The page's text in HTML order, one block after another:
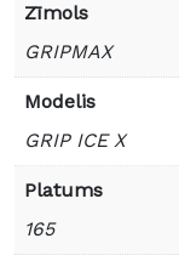
Zīmols
GRIPMAX
Modelis
GRIP ICE X
Platums
165